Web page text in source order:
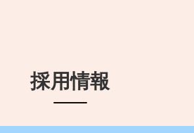
採用情報